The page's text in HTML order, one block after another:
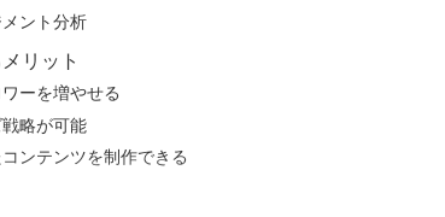
ント分析
リット
ーを増やせる
略が可能
ンテンツを制作できる